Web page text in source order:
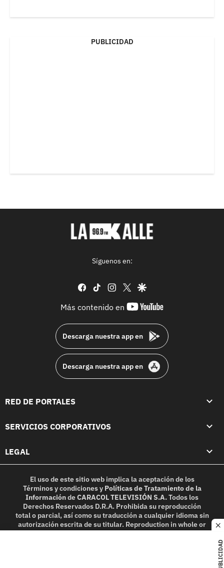
PUBLICIDAD
PUBLICIDAD
Síguenos en:
facebook
tiktok instagram
twittergoogle
Más contenido en
youtube-
Descarga nuestra app en
Descarga nuestra app en
RED DE PORTALES
SERVICIOS CORPORATIVOS
LEGAL
El uso de este sitio web implica la aceptación de los
Términos y condicionesy Políticas de Tratamiento de la
InformacióndeCARACOL TELEVISIÓN S.A.Todos los
Derechos Reservados D.R.A. Prohibida su reproducción
total o parcial, así como su traducción a cualquier idioma sin
autorización escrita de su titular. Reproduction in whole or
in part, or translation without written permission is